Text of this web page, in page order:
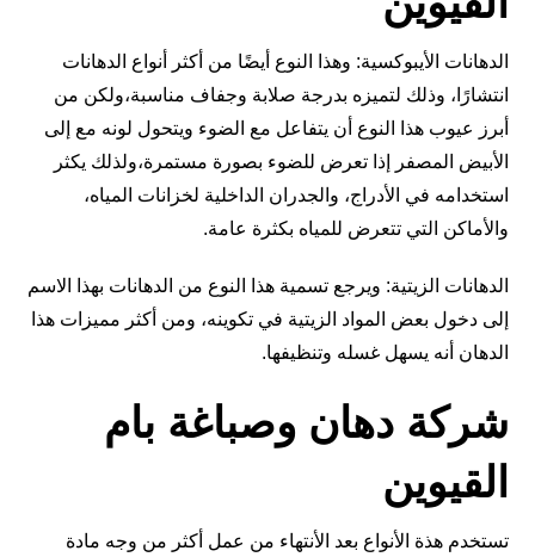
الدهانات الأيبوكسية: وهذا النوع أيضًا من أكثر أنواع الدهانات
انتشارًا، وذلك لتميزه بدرجة صلابة وجفاف مناسبة،ولكن من
أبرز عيوب هذا النوع أن يتفاعل مع الضوء ويتحول لونه مع إلى
الأبيض المصفر إذا تعرض للضوء بصورة مستمرة،ولذلك يكثر
استخدامه في الأدراج، والجدران الداخلية لخزانات المياه،
والأماكن التي تتعرض للمياه بكثرة عامة.
الدهانات الزيتية: ويرجع تسمية هذا النوع من الدهانات بهذا الاسم
إلى دخول بعض المواد الزيتية في تكوينه، ومن أكثر مميزات هذا
الدهان أنه يسهل غسله وتنظيفها.
شركة دهان وصباغة بام
القيوين
تستخدم هذة الأنواع بعد الأنتهاء من عمل أكثر من وجه مادة